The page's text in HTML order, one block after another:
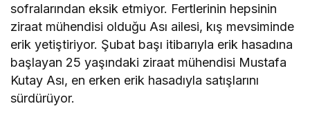
sofralarından eksik etmiyor. Fertlerinin hepsinin
ziraat mühendisi olduğu Ası ailesi, kış mevsiminde
erik yetiştiriyor. Şubat başı itibarıyla erik hasadına
başlayan 25 yaşındaki ziraat mühendisi Mustafa
Kutay Ası, en erken erik hasadıyla satışlarını
sürdürüyor.